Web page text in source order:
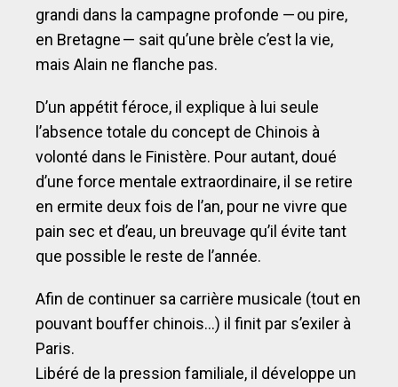
grandi dans la campagne profonde — ou pire,
en Bretagne — sait qu’une brèle c’est la vie,
mais Alain ne flanche pas.
D’un appétit féroce, il explique à lui seule
l’absence totale du concept de Chinois à
volonté dans le Finistère. Pour autant, doué
d’une force mentale extraordinaire, il se retire
en ermite deux fois de l’an, pour ne vivre que
pain sec et d’eau, un breuvage qu’il évite tant
que possible le reste de l’année.
Afin de continuer sa carrière musicale (tout en
pouvant bouffer chinois…) il finit par s’exiler à
Paris.
Libéré de la pression familiale, il développe un